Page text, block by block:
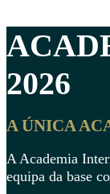
2026
A ÚNICA
A Academia
equipa da base